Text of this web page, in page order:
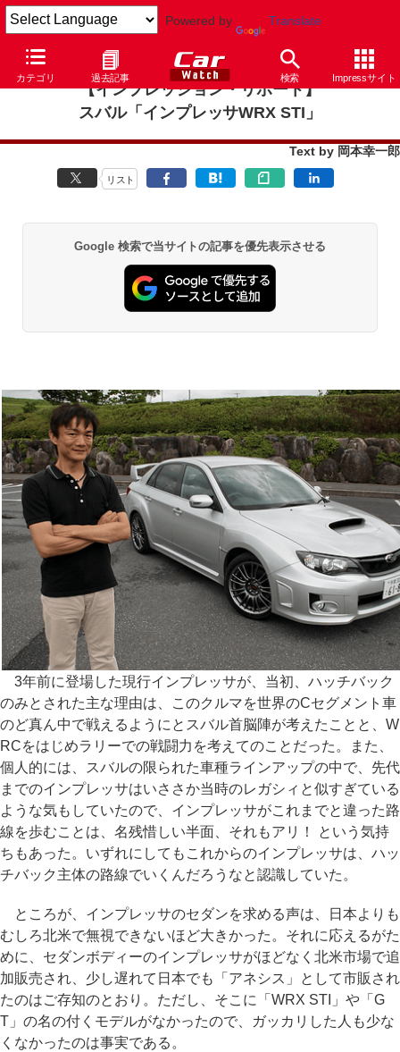
Powered by Translate
カテゴリ 過去記事 検索 Impressサイト
【インプレッション・リポート】
スバル「インプレッサWRX STI」
Text by 岡本幸一郎
リスト
Google 検索で当サイトの記事を優先表示させる
3年前に登場した現行インプレッサが、当初、ハッチバック
のみとされた主な理由は、このクルマを世界のCセグメント車
のど真ん中で戦えるようにとスバル首脳陣が考えたことと、W
RCをはじめラリーでの戦闘力を考えてのことだった。また、
個人的には、スバルの限られた車種ラインアップの中で、先代
までのインプレッサはいささか当時のレガシィと似すぎている
ような気もしていたので、インプレッサがこれまでと違った路
線を歩むことは、名残惜しい半面、それもアリ！ という気持
ちもあった。いずれにしてもこれからのインプレッサは、ハッ
チバック主体の路線でいくんだろうなと認識していた。
ところが、インプレッサのセダンを求める声は、日本よりも
むしろ北米で無視できないほど大きかった。それに応えるがた
めに、セダンボディーのインプレッサがほどなく北米市場で追
加販売され、少し遅れて日本でも「アネシス」として市販され
たのはご存知のとおり。ただし、そこに「WRX STI」や「G
T」の名の付くモデルがなかったので、ガッカリした人も少な
くなかったのは事実である。